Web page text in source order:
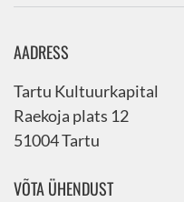
AADRESS
Tartu Kultuurkapital
Raekoja plats 12
51004 Tartu
VÕTA ÜHENDUST